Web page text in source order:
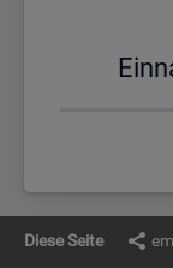
Diese Seite